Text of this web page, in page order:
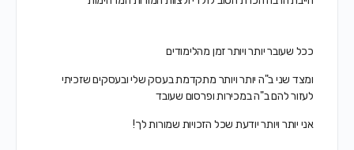
ככל שעובר יותר ויותר זמן מהלימודים
ומצד שני ב"ה יותר ויותר מתקדמת בעסק שלי ובעסקים שזכיתי
לעזור להם ב"ה במכירות ופרסום שעובד
אני יותר ויותר יודעת שכל הזכויות שמורות לך!